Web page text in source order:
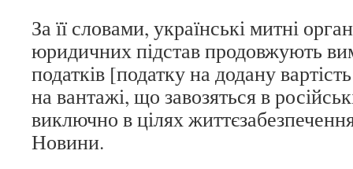
За її словами, українські митні
юридичних підстав продовжують
податків [податку на додану
на вантажі, що завозяться в
виключно в цілях
Новини.